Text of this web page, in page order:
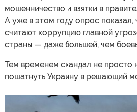
мошенничество и взятки в
А уже в этом году опрос показал,
считают коррупцию главной
страны — даже большей, чем
Тем временем скандал не просто
пошатнуть Украину в решающий